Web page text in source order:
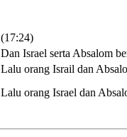
(17:24)
Dan Israel serta Absalom
Lalu orang Israil dan
Lalu orang Israel dan